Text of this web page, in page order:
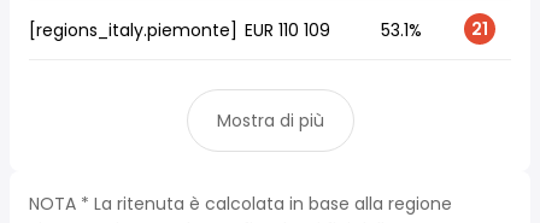
[regions_italy.piemonte] EUR 110 109 53.1% 21
Mostra di più
NOTA * La ritenuta è calcolata in base alla regione